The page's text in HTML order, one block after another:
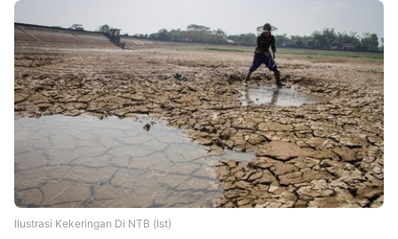
Ilustrasi Kekeringan Di NTB (Ist)